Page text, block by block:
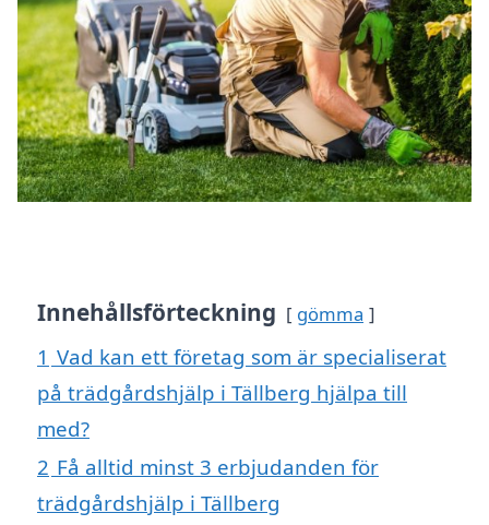
Innehållsförteckning gömma
1 Vad kan ett företag som är specialiserat
på trädgårdshjälp i Tällberg hjälpa till
med?
2 Få alltid minst 3 erbjudanden för
trädgårdshjälp i Tällberg